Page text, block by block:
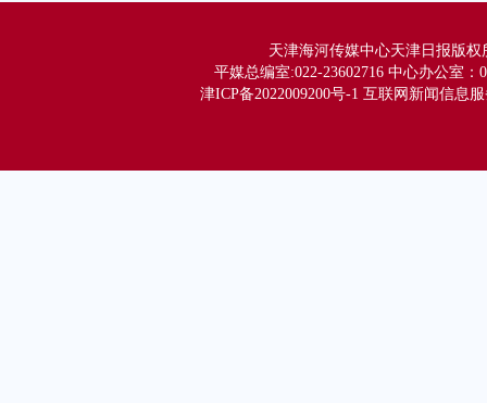
天津海河传媒中心天津日报版权
平媒总编室:022-23602716 中心办公室：
津ICP备2022009200号-1 互联网新闻信息